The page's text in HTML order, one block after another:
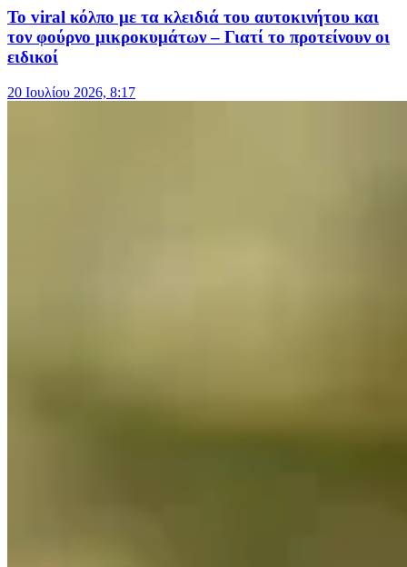
Το viral κόλπο με τα κλειδιά του αυτοκινήτου και
τον φούρνο μικροκυμάτων – Γιατί το προτείνουν οι
ειδικοί
20 Ιουλίου 2026, 8:17